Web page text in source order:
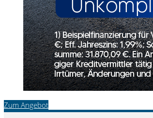
Zum Angebot